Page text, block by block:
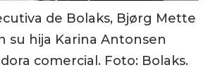
de Bolaks, Bjørg Mette
su hija Karina Antonsen
comercial. Foto: Bolaks.